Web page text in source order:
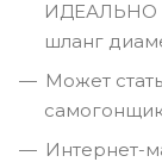
ИДЕАЛЬНО
шланг
Может
Интернет-